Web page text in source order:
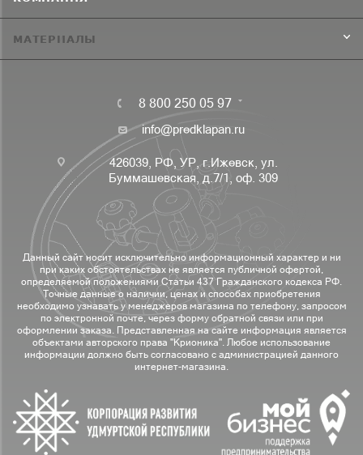
МАТЕРИАЛЫ
8 800 250 05 97
info@predklapan.ru
426039, РФ, УР, г.Ижевск, ул.
Буммашевская, д.7/1, оф. 309
Данный сайт носит исключительно информационный характер и ни
при каких обстоятельствах не является публичной офертой,
определяемой положениями Статьи 437 Гражданского кодекса РФ.
Точные данные о наличии, ценах и способах приобретения
необходимо узнавать у менеджеров магазина по телефону, запросом
по электронной почте, через форму обратной связи или при
оформлении заказа. Представленная на сайте информация является
объектами авторского права "Крионика". Любое использование
информации должно быть согласовано с администрацией данного
интернет-магазина.